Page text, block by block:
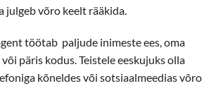
julgeb võro keelt rääkida.
töötab paljude inimeste ees, oma
päris kodus. Teistele eeskujuks olla
kõneldes või sotsiaalmeedias võro